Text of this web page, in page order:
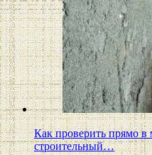
Как проверить прямо в
строительный…